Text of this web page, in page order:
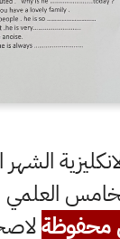
العلمي
محفوظة